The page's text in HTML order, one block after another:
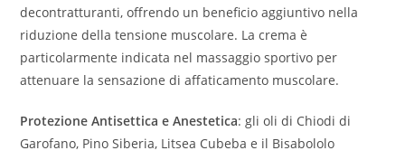
decontratturanti, offrendo un beneficio aggiuntivo nella
riduzione della tensione muscolare. La crema è
particolarmente indicata nel massaggio sportivo per
attenuare la sensazione di affaticamento muscolare.
Protezione Antisettica e Anestetica: gli oli di Chiodi di
Garofano, Pino Siberia, Litsea Cubeba e il Bisabololo